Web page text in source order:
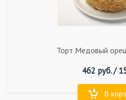
Торт Медовый
462 руб. /
В